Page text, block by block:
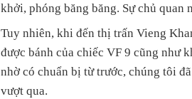
khởi, phóng băng băng. Sự chủ
Tuy nhiên, khi đến thị trấn Vieng
được bánh của chiếc VF 9 cũng như
nhờ có chuẩn bị từ trước, chúng tôi
vượt qua.